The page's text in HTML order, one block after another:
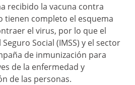
recibido la vacuna contra
tienen completo el esquema
el virus, por lo que el
Social (IMSS) y el sector
de inmunización para
de la enfermedad y
de las personas.